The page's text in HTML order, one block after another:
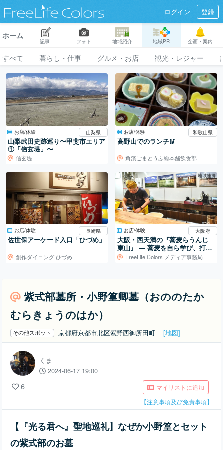
ログイン 登録
ホーム
記事 フォト 地域紹介 地域PR 企画・案内
すべて 暮らし・仕事 グルメ・お店 観光・レジャー
お店/体験 山梨県
山梨武田史跡巡り〜甲斐市エリア
①「信玄堤」〜
信玄堤
お店/体験 和歌山県
高野山でのランチ🥢
角濱ごまとうふ総本舗飲食部
お店/体験 長崎県
佐世保アーケード入口「ひづめ」
創作ダイニング ひづめ
地域連携
お店/体験 大阪府
大阪・西天満の『蕎麦らうんじ
東山』 ― 蕎麦を自ら学び、打ち
続ける日常
FreeLife Colors メディア事務局
紫式部墓所・小野篁卿墓（おののたか
むらきょうのはか）
その他スポット 京都府京都市北区紫野西御所田町 [地図]
くま
2024-06-17 19:00
6
マイリストに追加
【注意事項及び免責事項】
【『光る君へ』聖地巡礼】なぜか小野篁とセット
の紫式部のお墓